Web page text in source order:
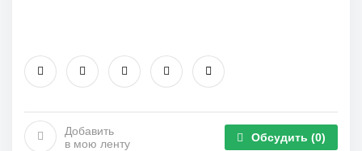
Добавить
в мою ленту
Обсудить (0)